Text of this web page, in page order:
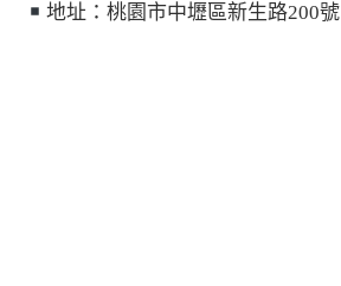
地址：桃園市中壢區新生路200號